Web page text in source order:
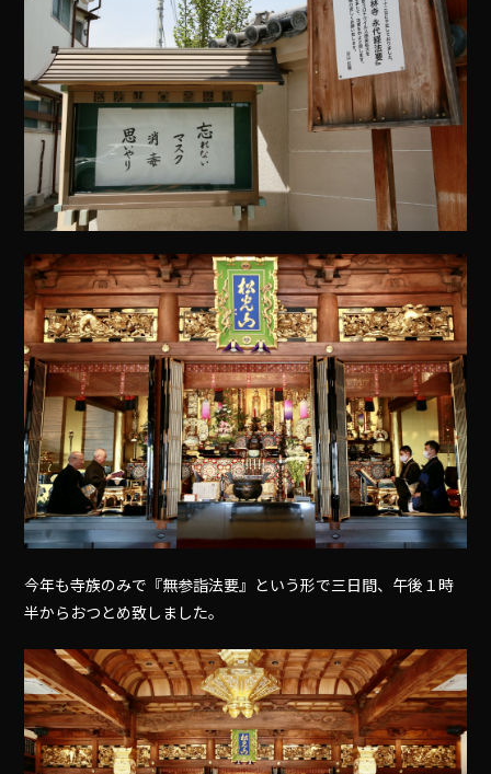
今年も寺族のみで『無参詣法要』という形で三日間、午後１時
半からおつとめ致しました。